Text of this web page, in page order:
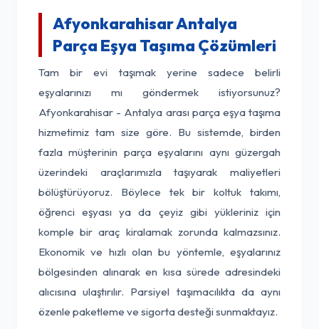
Afyonkarahisar Antalya
Parça Eşya Taşıma Çözümleri
Tam bir evi taşımak yerine sadece belirli
eşyalarınızı mı göndermek istiyorsunuz?
Afyonkarahisar - Antalya arası parça eşya taşıma
hizmetimiz tam size göre. Bu sistemde, birden
fazla müşterinin parça eşyalarını aynı güzergah
üzerindeki araçlarımızla taşıyarak maliyetleri
bölüştürüyoruz. Böylece tek bir koltuk takımı,
öğrenci eşyası ya da çeyiz gibi yükleriniz için
komple bir araç kiralamak zorunda kalmazsınız.
Ekonomik ve hızlı olan bu yöntemle, eşyalarınız
bölgesinden alınarak en kısa sürede adresindeki
alıcısına ulaştırılır. Parsiyel taşımacılıkta da aynı
özenle paketleme ve sigorta desteği sunmaktayız.